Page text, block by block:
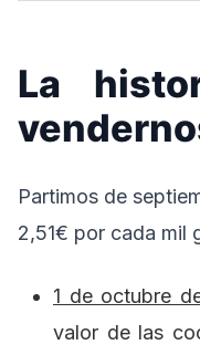
La
Partimos de
2,51€ por cada mil
1 de octubre
valor de las